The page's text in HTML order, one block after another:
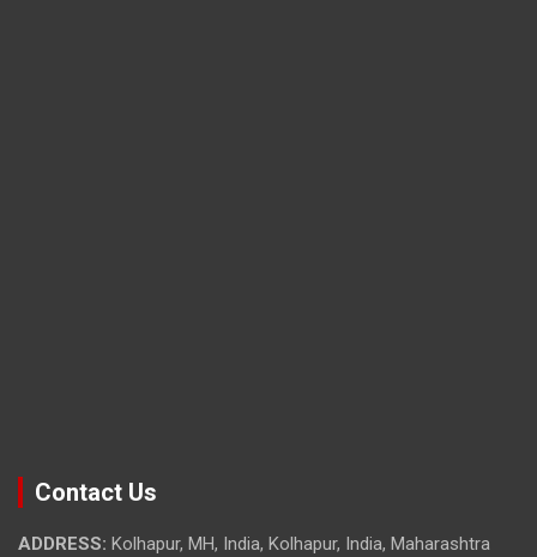
Contact Us
ADDRESS: Kolhapur, MH, India, Kolhapur, India, Maharashtra